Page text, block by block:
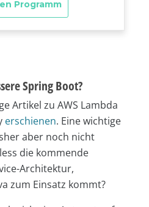
Spring Boot?
Artikel zu AWS Lambda
erschienen. Eine wichtige
aber noch nicht
die kommende
Architektur,
zum Einsatz kommt?